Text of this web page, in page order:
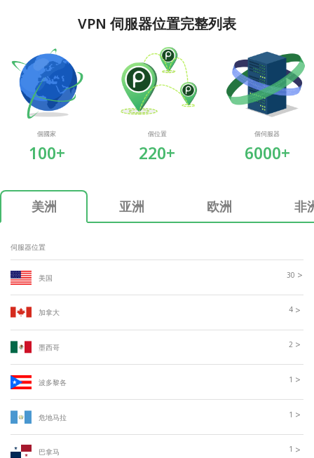
VPN 伺服器位置完整列表
個國家
100+
個位置
220+
個伺服器
6000+
美洲 亚洲 欧洲 非
伺服器位置
美国 30 >
加拿大 4 >
墨西哥 2 >
波多黎各 1 >
危地马拉 1 >
巴拿马 1 >